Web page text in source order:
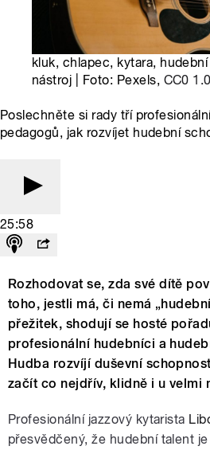
kluk, chlapec, kytara, hudební
nástroj | Foto: Pexels, CC0 1.0
Poslechněte si rady tří
pedagogů, jak rozvíjet hudební
25:58
Rozhodovat se, zda své dítě
toho, jestli má, či nemá
přežitek, shodují se hosté
profesionální hudebníci a
Hudba rozvíjí duševní
začít co nejdřív, klidně i u velmi
Profesionální jazzový kytarista
přesvědčený, že hudební talent